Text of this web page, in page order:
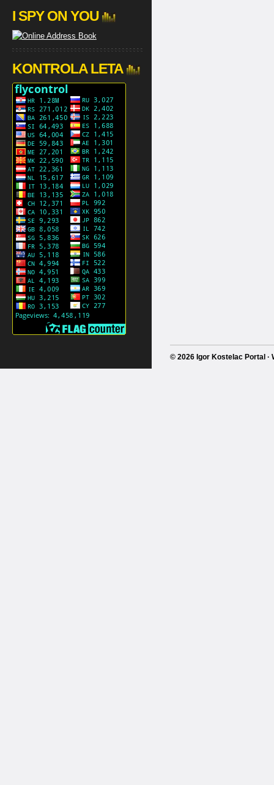
I SPY ON YOU
KONTROLA LETA
© 2026 Igor Kostelac Portal